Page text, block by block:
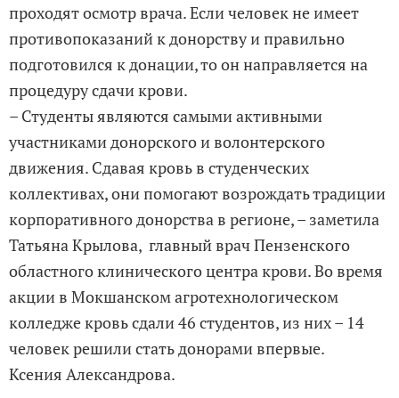
проходят осмотр врача. Если человек не имеет
противопоказаний к донорству и правильно
подготовился к донации, то он направляется на
процедуру сдачи крови.
– Студенты являются самыми активными
участниками донорского и волонтерского
движения. Сдавая кровь в студенческих
коллективах, они помогают возрождать традиции
корпоративного донорства в регионе, – заметила
Татьяна Крылова, главный врач Пензенского
областного клинического центра крови. Во время
акции в Мокшанском агротехнологическом
колледже кровь сдали 46 студентов, из них – 14
человек решили стать донорами впервые.
Ксения Александрова.